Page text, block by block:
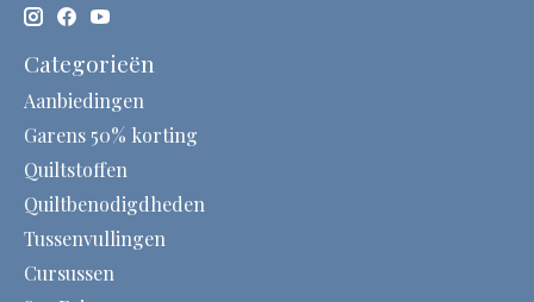
Categorieën
Aanbiedingen
Garens 50% korting
Quiltstoffen
Quiltbenodigdheden
Tussenvullingen
Cursussen